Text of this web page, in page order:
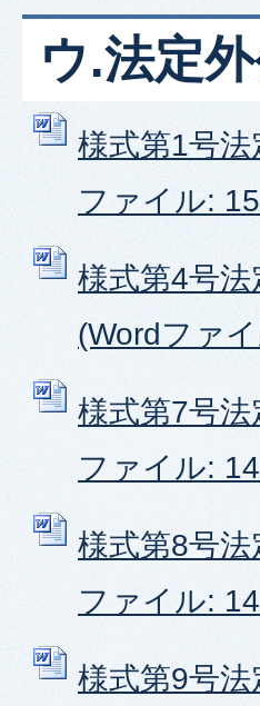
ウ.法定
様式第1号
ファイル:
様式第4号
(Wordファ
様式第7号
ファイル:
様式第8号
ファイル:
様式第9号